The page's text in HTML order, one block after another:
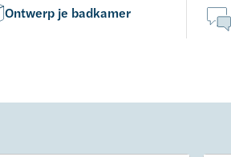
Ontwerp je badkamer